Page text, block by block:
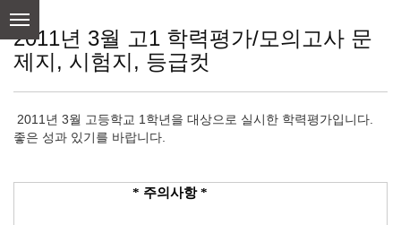
content
2011년 3월 고1 학력평가/모의고사 문
제지, 시험지, 등급컷
2011년 3월 고등학교 1학년을 대상으로 실시한 학력평가입니다.
좋은 성과 있기를 바랍니다.
* 주의사항 *